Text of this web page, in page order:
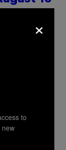
10,
×
to
new